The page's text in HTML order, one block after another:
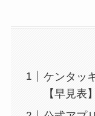
ケンタッ
【早見表】